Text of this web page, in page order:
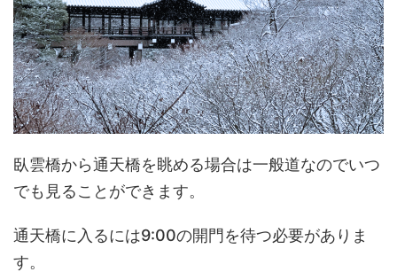
臥雲橋から通天橋を眺める場合は一般道なのでいつ
でも見ることができます。
通天橋に入るには9:00の開門を待つ必要がありま
す。